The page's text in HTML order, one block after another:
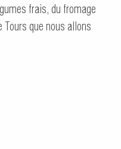
frais, du fromage
que nous allons